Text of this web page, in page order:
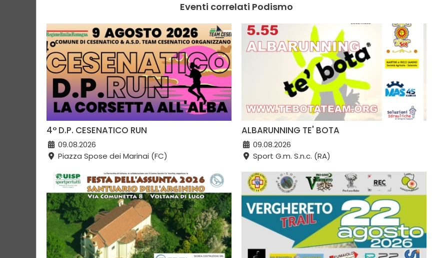
Eventi correlati Podismo
4° D.P. CESENATICO RUN
09.08.2026
Piazza Spose dei Marinai (FC)
ALBARUNNING TE' BOTA
09.08.2026
Sport G.m. S.n.c. (RA)